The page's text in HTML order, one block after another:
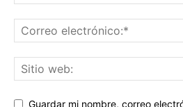
Guardar mi nombre, correo